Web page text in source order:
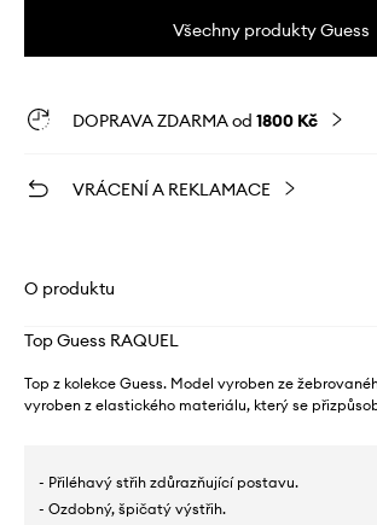
Všechny produkty Guess
DOPRAVA ZDARMA od 1800 Kč
VRÁCENÍ A REKLAMACE
O produktu
Top Guess RAQUEL
Top z kolekce Guess. Model vyroben ze
vyroben z elastického materiálu, který se
- Přiléhavý střih zdůrazňující postavu.
- Ozdobný, špičatý výstřih.